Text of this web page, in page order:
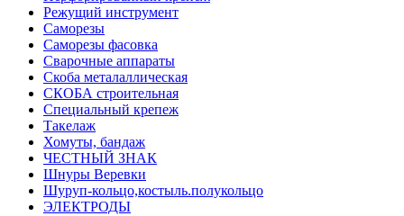
Режущий инструмент
Саморезы
Саморезы фасовка
Сварочные аппараты
Скоба металаллическая
СКОБА строительная
Специальный крепеж
Такелаж
Хомуты, бандаж
ЧЕСТНЫЙ ЗНАК
Шнуры Веревки
Шуруп-кольцо,костыль.полукольцо
ЭЛЕКТРОДЫ